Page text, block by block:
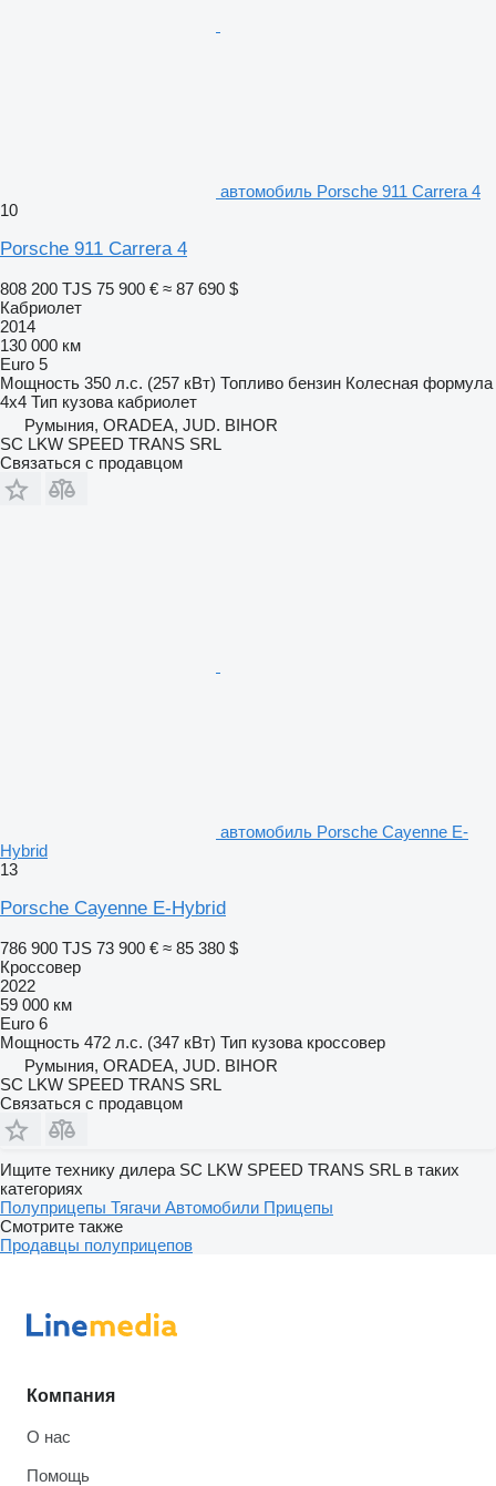
автомобиль Porsche 911 Carrera 4
10
Porsche 911 Carrera 4
808 200 TJS 75 900 € ≈ 87 690 $
Кабриолет
2014
130 000 км
Euro 5
Мощность 350 л.с. (257 кВт) Топливо бензин Колесная формула
4x4 Тип кузова кабриолет
Румыния, ORADEA, JUD. BIHOR
SC LKW SPEED TRANS SRL
Связаться с продавцом
автомобиль Porsche Cayenne E-
Hybrid
13
Porsche Cayenne E-Hybrid
786 900 TJS 73 900 € ≈ 85 380 $
Кроссовер
2022
59 000 км
Euro 6
Мощность 472 л.с. (347 кВт) Тип кузова кроссовер
Румыния, ORADEA, JUD. BIHOR
SC LKW SPEED TRANS SRL
Связаться с продавцом
Ищите технику дилера SC LKW SPEED TRANS SRL в таких
категориях
Полуприцепы Тягачи Автомобили Прицепы
Смотрите также
Продавцы полуприцепов
Компания
О нас
Помощь